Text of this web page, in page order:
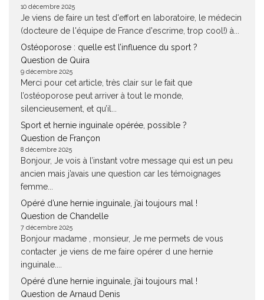
10 décembre 2025
Je viens de faire un test d'effort en laboratoire, le médecin
(docteure de l'équipe de France d'escrime, trop cool!) à...
Ostéoporose : quelle est l’influence du sport ?
Question de Quira
9 décembre 2025
Merci pour cet article, très clair sur le fait que
l’ostéoporose peut arriver à tout le monde,
silencieusement, et qu’il...
Sport et hernie inguinale opérée, possible ?
Question de Françon
8 décembre 2025
Bonjour, Je vois à l’instant votre message qui est un peu
ancien mais j’avais une question car les témoignages
femme...
Opéré d’une hernie inguinale, j’ai toujours mal !
Question de Chandelle
7 décembre 2025
Bonjour madame , monsieur, Je me permets de vous
contacter ,je viens de me faire opérer d une hernie
inguinale....
Opéré d’une hernie inguinale, j’ai toujours mal !
Question de Arnaud Denis